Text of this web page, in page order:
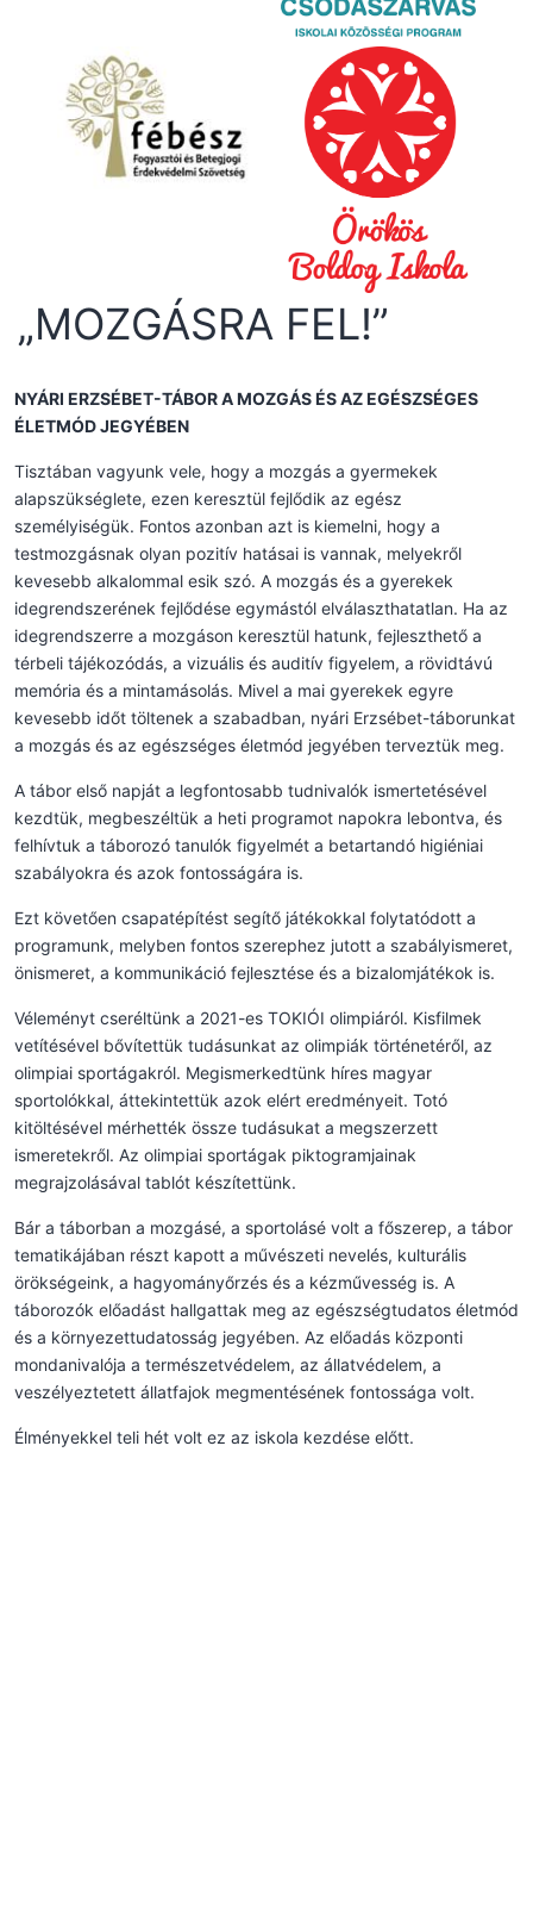
„MOZGÁSRA FEL!”
NYÁRI ERZSÉBET-TÁBOR A MOZGÁS ÉS AZ EGÉSZSÉGES
ÉLETMÓD JEGYÉBEN
Tisztában vagyunk vele, hogy a mozgás a gyermekek
alapszükséglete, ezen keresztül fejlődik az egész
személyiségük. Fontos azonban azt is kiemelni, hogy a
testmozgásnak olyan pozitív hatásai is vannak, melyekről
kevesebb alkalommal esik szó. A mozgás és a gyerekek
idegrendszerének fejlődése egymástól elválaszthatatlan. Ha az
idegrendszerre a mozgáson keresztül hatunk, fejleszthető a
térbeli tájékozódás, a vizuális és auditív figyelem, a rövidtávú
memória és a mintamásolás. Mivel a mai gyerekek egyre
kevesebb időt töltenek a szabadban, nyári Erzsébet-táborunkat
a mozgás és az egészséges életmód jegyében terveztük meg.
A tábor első napját a legfontosabb tudnivalók ismertetésével
kezdtük, megbeszéltük a heti programot napokra lebontva, és
felhívtuk a táborozó tanulók figyelmét a betartandó higiéniai
szabályokra és azok fontosságára is.
Ezt követően csapatépítést segítő játékokkal folytatódott a
programunk, melyben fontos szerephez jutott a szabályismeret,
önismeret, a kommunikáció fejlesztése és a bizalomjátékok is.
Véleményt cseréltünk a 2021-es TOKIÓI olimpiáról. Kisfilmek
vetítésével bővítettük tudásunkat az olimpiák történetéről, az
olimpiai sportágakról. Megismerkedtünk híres magyar
sportolókkal, áttekintettük azok elért eredményeit. Totó
kitöltésével mérhették össze tudásukat a megszerzett
ismeretekről. Az olimpiai sportágak piktogramjainak
megrajzolásával tablót készítettünk.
Bár a táborban a mozgásé, a sportolásé volt a főszerep, a tábor
tematikájában részt kapott a művészeti nevelés, kulturális
örökségeink, a hagyományőrzés és a kézművesség is. A
táborozók előadást hallgattak meg az egészségtudatos életmód
és a környezettudatosság jegyében. Az előadás központi
mondanivalója a természetvédelem, az állatvédelem, a
veszélyeztetett állatfajok megmentésének fontossága volt.
Élményekkel teli hét volt ez az iskola kezdése előtt.